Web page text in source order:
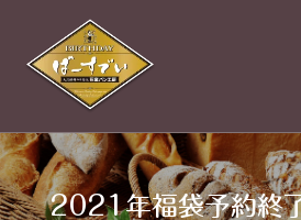
2021年福袋予約終